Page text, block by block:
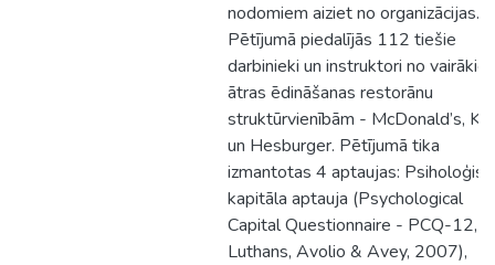
nodomiem aiziet no organizācijas.
Pētījumā piedalījās 112 tiešie
darbinieki un instruktori no
ātras ēdināšanas restorānu
struktūrvienībām - McDonald’s,
un Hesburger. Pētījumā tika
izmantotas 4 aptaujas:
kapitāla aptauja (Psychological
Capital Questionnaire - PCQ-12,
Luthans, Avolio & Avey, 2007),